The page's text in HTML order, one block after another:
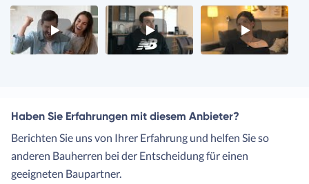
Video
1
Video
2
Video
3
Haben Sie Erfahrungen mit diesem Anbieter?
Berichten Sie uns von Ihrer Erfahrung und helfen Sie so
anderen Bauherren bei der Entscheidung für einen
geeigneten Baupartner.